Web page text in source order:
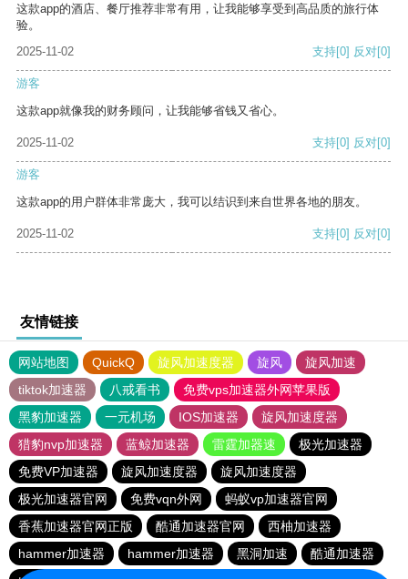
这款app的酒店、餐厅推荐非常有用，让我能够享受到高品质的旅行体
验。
2025-11-02
支持[0] 反对[0]
游客
这款app就像我的财务顾问，让我能够省钱又省心。
2025-11-02 支持[0] 反对[0]
游客
这款app的用户群体非常庞大，我可以结识到来自世界各地的朋友。
2025-11-02 支持[0] 反对[0]
友情链接
网站地图 QuickQ 旋风加速度器 旋风
旋风加速
tiktok加速器
八戒看书
免费vps加速器外网苹果版
黑豹加速器
一元机场 IOS加速器
旋风加速度器
猎豹nvp加速器
蓝鲸加速器 雷霆加器速
极光加速器
免费VP加速器
旋风加速度器
旋风加速度器
极光加速器官网
免费vqn外网
蚂蚁vp加速器官网
香蕉加速器官网正版
酷通加速器官网
西柚加速器
hammer加速器
hammer加速器 黑洞加速
酷通加速器